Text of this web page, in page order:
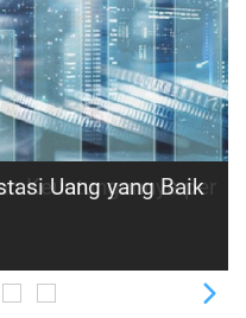
Keuntungannya per